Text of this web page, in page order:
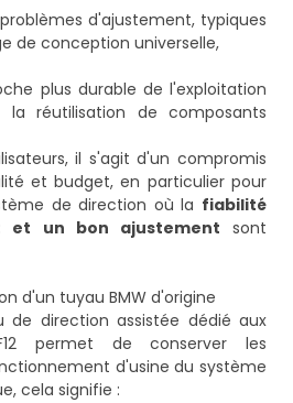
d'ajustement, typiques
de conception universelle,
plus durable de l'exploitation
réutilisation de composants
il s'agit d'un compromis
et budget, en particulier pour
de direction où la fiabilité
et un bon ajustement sont
d'un tuyau BMW d'origine
de direction assistée dédié aux
permet de conserver les
d'usine du système
cela signifie :